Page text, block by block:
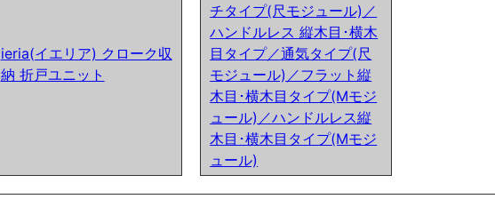
ieria(イエリア) クローク収
納 折戸ユニット
チタイプ(尺モジュール)／
ハンドルレス 縦木目･横木
目タイプ／通気タイプ(尺
モジュール)／フラット縦
木目･横木目タイプ(Mモジ
ュール)／ハンドルレス縦
木目･横木目タイプ(Mモジ
ュール)